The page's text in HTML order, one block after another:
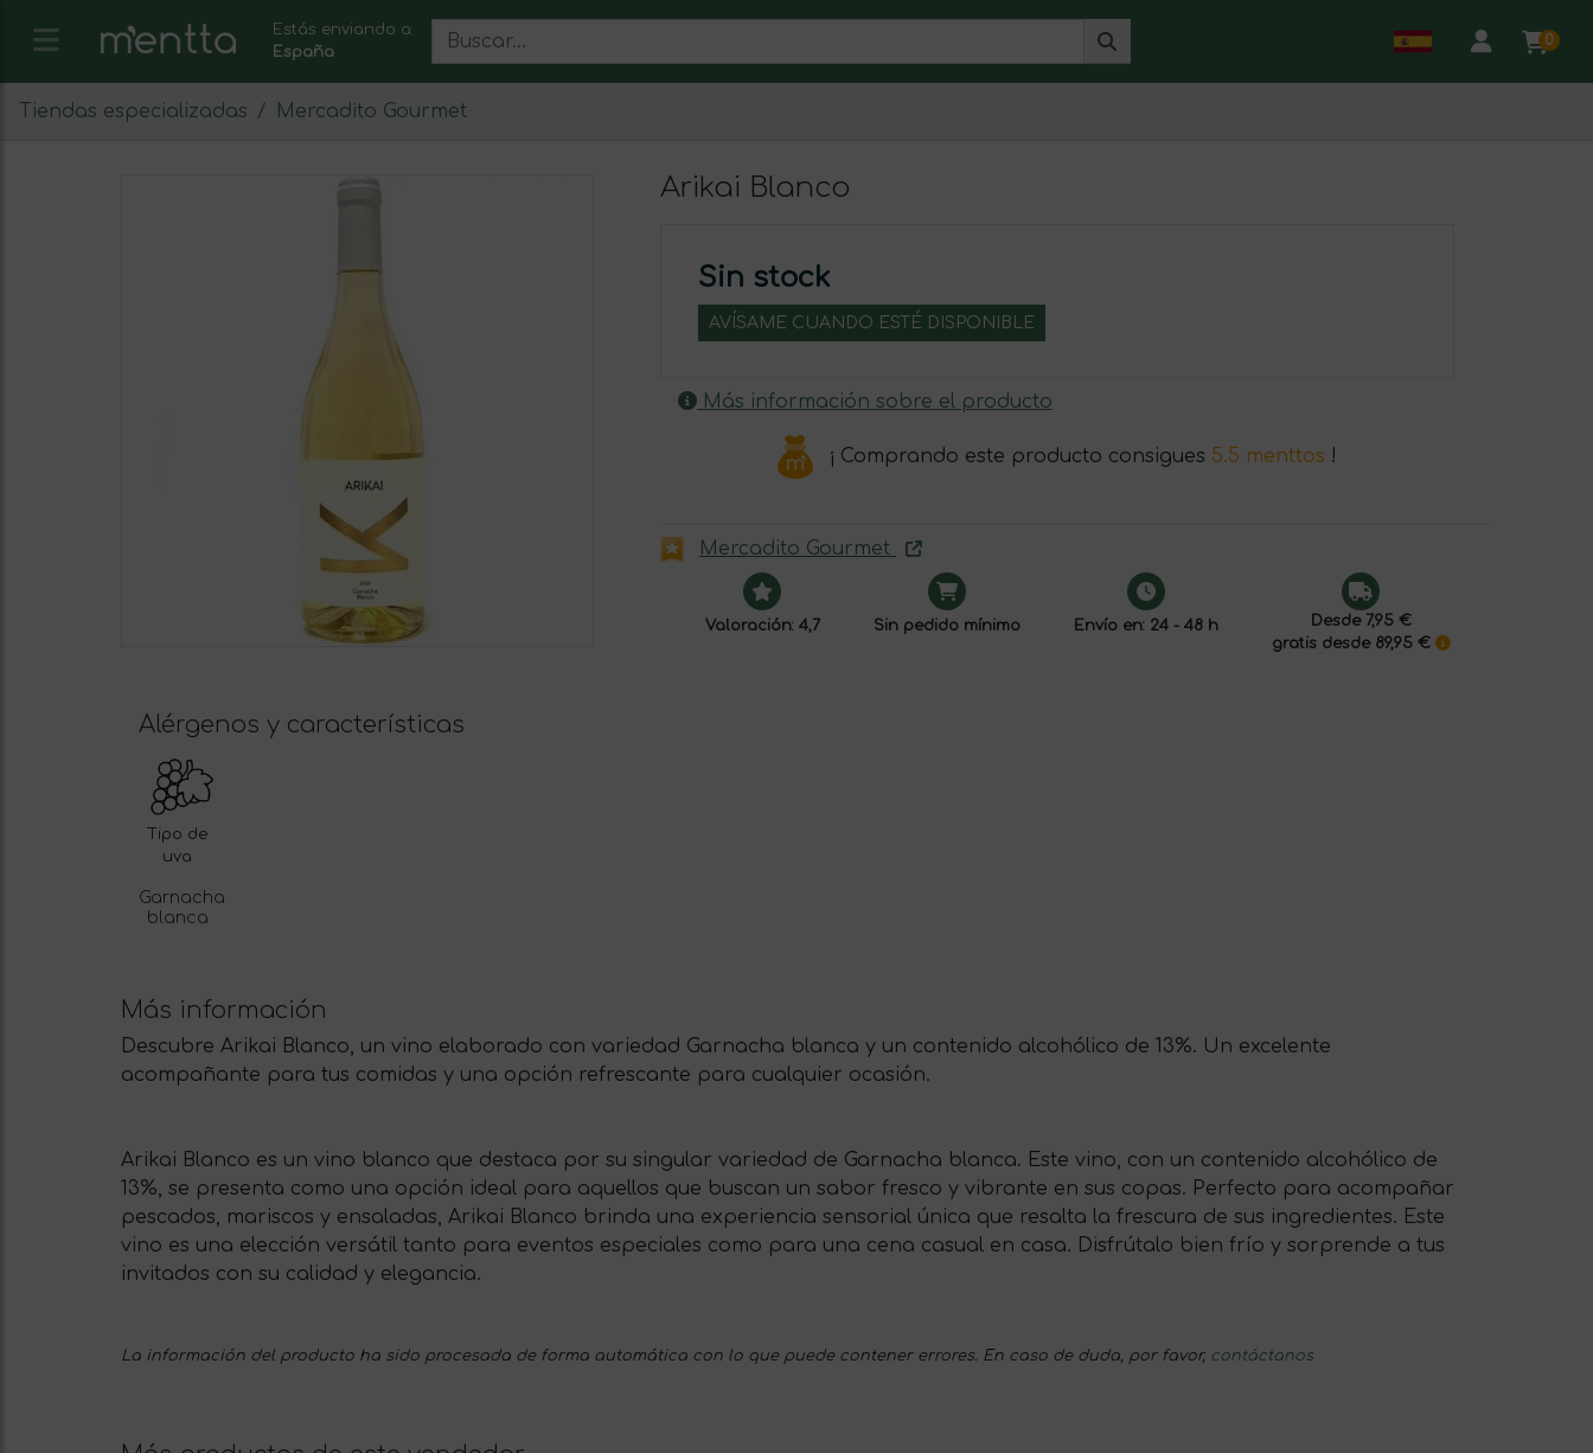
Estás enviando a:
España
0
Tiendas especializadas Mercadito Gourmet
Arikai Blanco
Sin stock
AVÍSAME CUANDO ESTÉ DISPONIBLE
Más información sobre el producto
¡ Comprando este producto consigues 5.5 menttos !
Mercadito Gourmet
Valoración: 4,7 Sin pedido mínimo Envío en: 24 - 48 h
Desde 7,95 €
gratis desde 89,95 €
Alérgenos y características
Tipo de
uva
Garnacha
blanca
Más información
Descubre Arikai Blanco, un vino elaborado con variedad Garnacha blanca y un contenido alcohólico de 13%. Un excelente
acompañante para tus comidas y una opción refrescante para cualquier ocasión.
Arikai Blanco es un vino blanco que destaca por su singular variedad de Garnacha blanca. Este vino, con un contenido alcohólico de
13%, se presenta como una opción ideal para aquellos que buscan un sabor fresco y vibrante en sus copas. Perfecto para acompañar
pescados, mariscos y ensaladas, Arikai Blanco brinda una experiencia sensorial única que resalta la frescura de sus ingredientes. Este
vino es una elección versátil tanto para eventos especiales como para una cena casual en casa. Disfrútalo bien frío y sorprende a tus
invitados con su calidad y elegancia.
La información del producto ha sido procesada de forma automática con lo que puede contener errores. En caso de duda, por favor, contáctanos